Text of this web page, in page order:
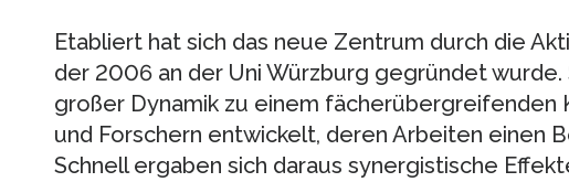
Etabliert hat sich das neue Zentrum durch die
der 2006 an der Uni Würzburg gegründet
großer Dynamik zu einem fächerübergreifenden
und Forschern entwickelt, deren Arbeiten einen
Schnell ergaben sich daraus synergistische